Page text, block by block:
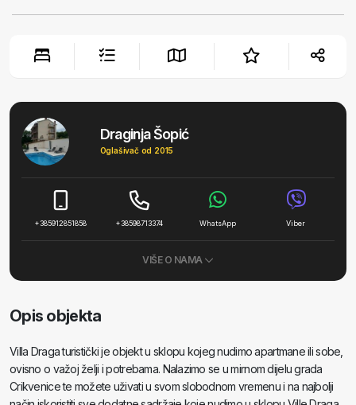
Draginja Šopić
Oglašivač od 2015
+385912851858 +38598713374 WhatsApp Viber
VIŠE O NAMA
Opis objekta
Villa Draga turistički je objekt u sklopu kojeg nudimo apartmane ili sobe,
ovisno o važoj želji i potrebama. Nalazimo se u mirnom dijelu grada
Crikvenice te možete uživati u svom slobodnom vremenu i na najbolji